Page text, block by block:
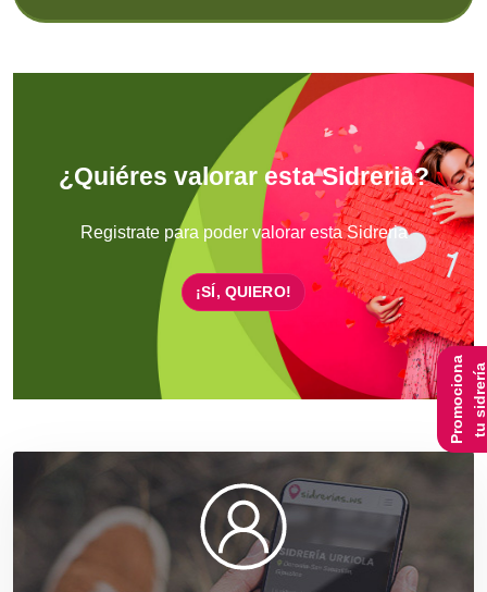
Promocionatu sidrería
¿Quiéres valorar esta Sidreria?
Registrate para poder valorar esta Sidreria
¡SÍ, QUIERO!